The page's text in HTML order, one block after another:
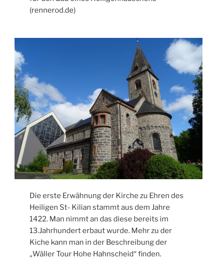
(rennerod.de)
Die erste Erwähnung der Kirche zu Ehren des
Heiligen St- Kilian stammt aus dem Jahre
1422. Man nimmt an das diese bereits im
13.Jahrhundert erbaut wurde. Mehr zu der
Kiche kann man in der Beschreibung der
„Wäller Tour Hohe Hahnscheid“ finden.